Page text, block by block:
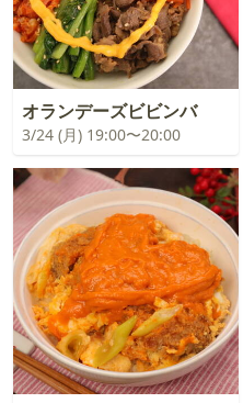
オランデーズビビンバ
3/24 (月) 19:00〜20:00